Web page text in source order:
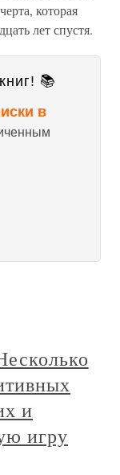
которая
лет спустя.
📚
в
и
игру